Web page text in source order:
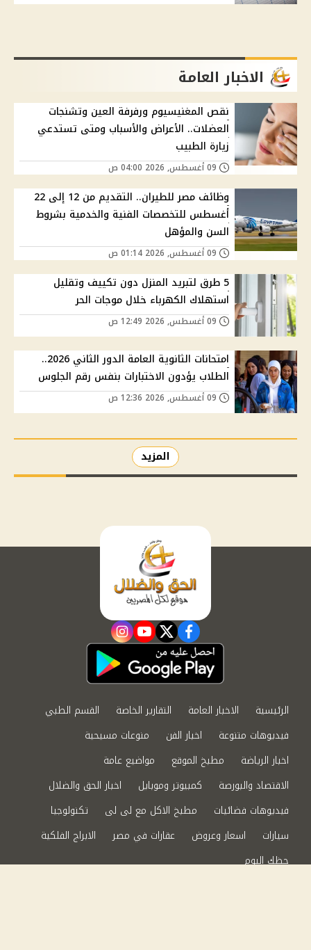
الاخبار العامة
نقص المغنيسيوم ورفرفة العين وتشنجات
العضلات.. الأعراض والأسباب ومتى تستدعي
زيارة الطبيب
وظائف مصر للطيران.. التقديم من 12 إلى 22
أغسطس للتخصصات الفنية والخدمية بشروط
السن والمؤهل
5 طرق لتبريد المنزل دون تكييف وتقليل
استهلاك الكهرباء خلال موجات الحر
امتحانات الثانوية العامة الدور الثاني 2026..
الطلاب يؤدون الاختبارات بنفس رقم الجلوس
المزيد
facebook
twitter
youtube
instagram
الرئيسية الاخبار العامة التقارير الخاصة
القسم الطبي
فيديوهات متنوعة
اخبار الفن
منوعات مسيحية
اخبار الرياضة
مطبخ الموقع
مواضيع عامة
الاقتصاد والبورصة
كمبيوتر وموبايل
اخبار الحق والضلال
فيديوهات فضائيات
مطبخ الاكل مع لى لى
تكنولوجيا
سيارات
اسعار وعروض عقارات في مصر
الابراج الفلكية
حظك اليوم